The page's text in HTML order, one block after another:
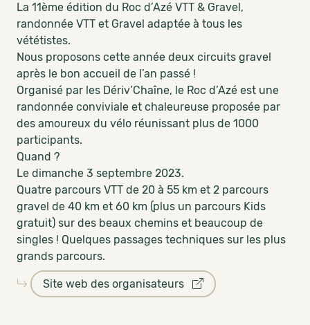
La 11ème édition du Roc d’Azé VTT & Gravel,
randonnée VTT et Gravel adaptée à tous les
vététistes.
Nous proposons cette année deux circuits gravel
après le bon accueil de l’an passé !
Organisé par les Dériv’Chaîne, le Roc d’Azé est une
randonnée conviviale et chaleureuse proposée par
des amoureux du vélo réunissant plus de 1000
participants.
Quand ?
Le dimanche 3 septembre 2023.
Quatre parcours VTT de 20 à 55 km et 2 parcours
gravel de 40 km et 60 km (plus un parcours Kids
gratuit) sur des beaux chemins et beaucoup de
singles ! Quelques passages techniques sur les plus
grands parcours.
Site web des organisateurs